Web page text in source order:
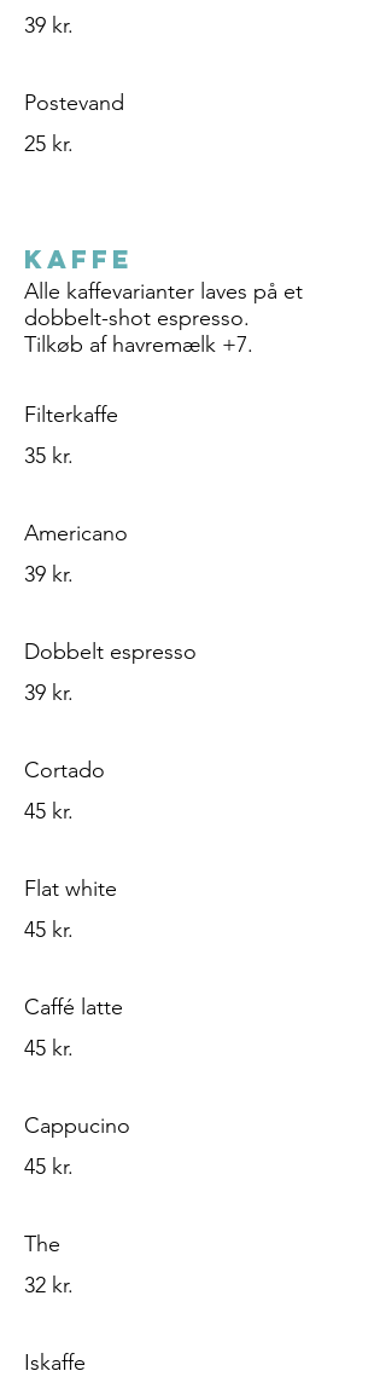
39 kr.
Postevand
25 kr.
KAFFE
Alle kaffevarianter laves på et
dobbelt-shot espresso.
Tilkøb af havremælk +7.
Filterkaffe
35 kr.
Americano
39 kr.
Dobbelt espresso
39 kr.
Cortado
45 kr.
Flat white
45 kr.
Caffé latte
45 kr.
Cappucino
45 kr.
The
32 kr.
Iskaffe